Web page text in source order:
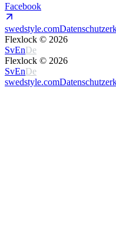
Facebook
swedstyle.com
Flexlock © 2026
SvEnDe
Flexlock © 2026
SvEnDe
swedstyle.com